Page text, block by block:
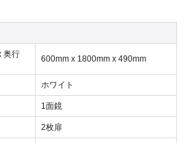
奥行
600mm x 1800mm x 490mm
ホワイト
1面鏡
2枚扉